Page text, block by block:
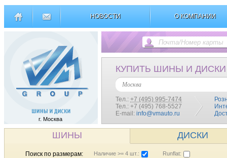
НОВОСТИ О КОМПАНИИ
г. Москва
КУПИТЬ ШИНЫ И ДИСКИ
Москва
Тел.: +7 (495) 995-7474
Тел.: +7 (495) 768-5527
E-mail: info@vmauto.ru
ШИНЫ ДИСКИ
Поиск по размерам: Наличие >= 4 шт.: Runflat: